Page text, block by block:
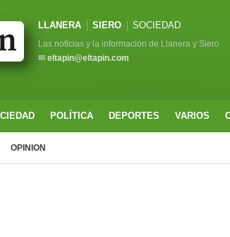
LLANERA SIERO SOCIEDAD
Las noticias y la información de Llanera y Siero
✉ eltapin@eltapin.com
POLÍTICA DEPORTES VARIOS
OPINION